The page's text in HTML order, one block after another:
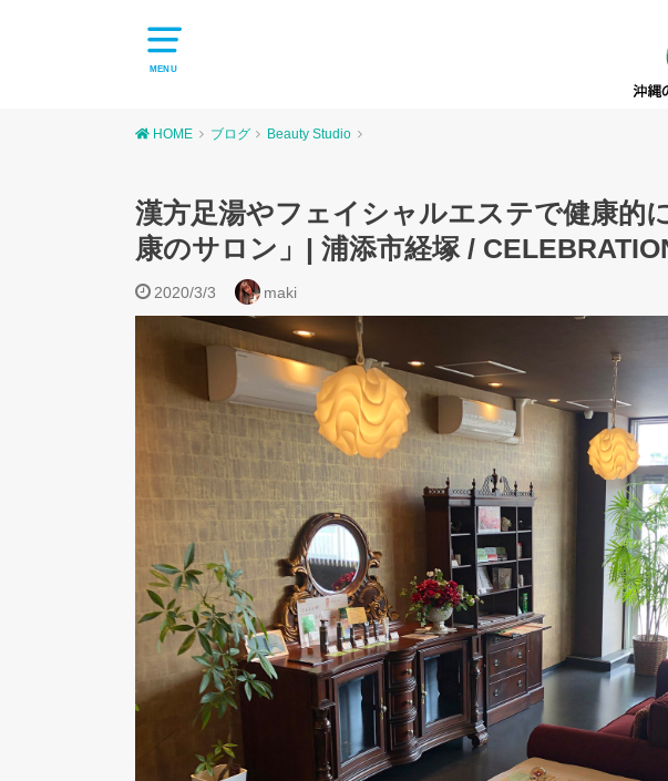
MENU
HOME ブログ Beauty Studio
漢方足湯やフェイシャルエステで健康的
康のサロン」| 浦添市経塚 /
2020/3/3 maki